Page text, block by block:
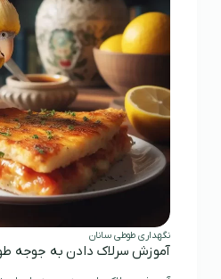
نگهداری طوطی سانان
آموزش سرلاک دادن به جوجه